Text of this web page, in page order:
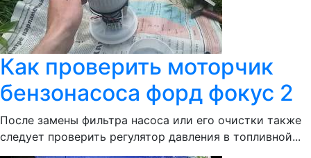
Как проверить моторчик
бензонасоса форд фокус 2
После замены фильтра насоса или его очистки также
следует проверить регулятор давления в топливной...